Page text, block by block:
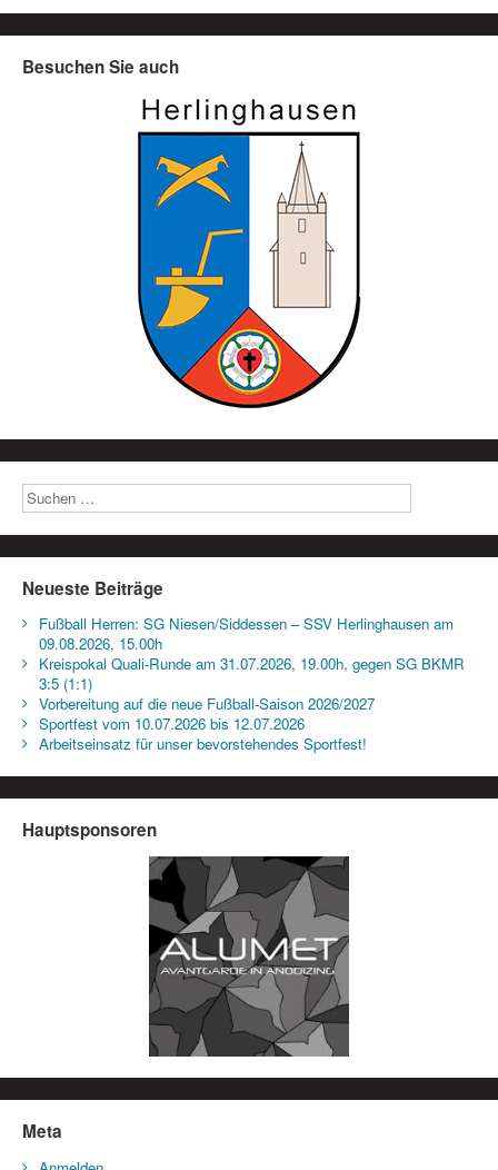
Besuchen Sie auch
Neueste Beiträge
Fußball Herren: SG Niesen/Siddessen – SSV Herlinghausen am
09.08.2026, 15.00h
Kreispokal Quali-Runde am 31.07.2026, 19.00h, gegen SG BKMR
3:5 (1:1)
Vorbereitung auf die neue Fußball-Saison 2026/2027
Sportfest vom 10.07.2026 bis 12.07.2026
Arbeitseinsatz für unser bevorstehendes Sportfest!
Hauptsponsoren
Meta